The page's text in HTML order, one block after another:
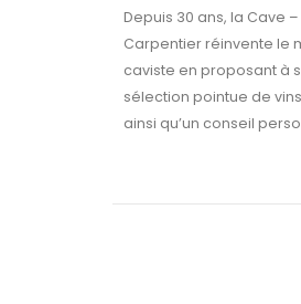
Depuis 30 ans, la Cave
Carpentier réinvente le
caviste en proposant à
sélection pointue de
ainsi qu’un conseil